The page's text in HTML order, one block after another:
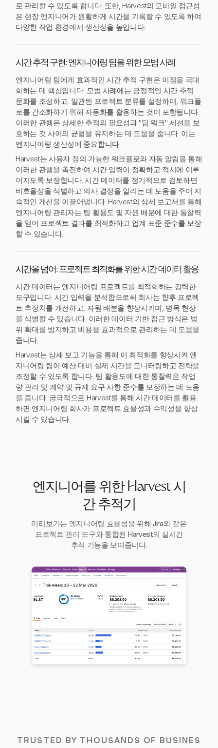
로 관리할 수 있도록 합니다. 또한, Harvest의 모바일 접근성
은 현장 엔지니어가 원활하게 시간을 기록할 수 있도록 하여
다양한 작업 환경에서 생산성을 높입니다.
시간 추적 구현: 엔지니어링 팀을 위한 모범 사례
엔지니어링 팀에게 효과적인 시간 추적 구현은 이점을 극대
화하는 데 핵심입니다. 모범 사례에는 긍정적인 시간 추적
문화를 조성하고, 일관된 프로젝트 분류를 설정하며, 워크플
로를 간소화하기 위해 자동화를 활용하는 것이 포함됩니다.
이러한 관행은 상세한 추적의 필요성과 "딥 워크" 세션을 보
호하는 것 사이의 균형을 유지하는 데 도움을 줍니다. 이는
엔지니어링 생산성에 중요합니다.
Harvest는 사용자 정의 가능한 워크플로와 자동 알림을 통해
이러한 관행을 촉진하여 시간 입력이 정확하고 적시에 이루
어지도록 보장합니다. 시간 데이터를 정기적으로 검토하면
비효율성을 식별하고 의사 결정을 알리는 데 도움을 주어 지
속적인 개선을 이끌어냅니다. Harvest의 상세 보고서를 통해
엔지니어링 관리자는 팀 활용도 및 자원 배분에 대한 통찰력
을 얻어 프로젝트 결과를 최적화하고 업계 표준 준수를 보장
할 수 있습니다.
시간을 넘어: 프로젝트 최적화를 위한 시간 데이터 활용
시간 데이터는 엔지니어링 프로젝트를 최적화하는 강력한
도구입니다. 시간 입력을 분석함으로써 회사는 향후 프로젝
트 추정치를 개선하고, 자원 배분을 향상시키며, 병목 현상
을 식별할 수 있습니다. 이러한 데이터 기반 접근 방식은 범
위 확대를 방지하고 비용을 효과적으로 관리하는 데 도움을
줍니다.
Harvest는 상세 보고 기능을 통해 이 최적화를 향상시켜 엔
지니어링 팀이 예산 대비 실제 시간을 모니터링하고 전략을
조정할 수 있도록 합니다. 팀 활용도에 대한 통찰력은 작업
량 관리 및 계약 및 규제 요구 사항 준수를 보장하는 데 도움
을 줍니다. 궁극적으로 Harvest를 통해 시간 데이터를 활용
하면 엔지니어링 회사가 프로젝트 효율성과 수익성을 향상
시킬 수 있습니다.
엔지니어를 위한 Harvest 시
간 추적기
미리보기는 엔지니어링 효율성을 위해 Jira와 같은
프로젝트 관리 도구와 통합된 Harvest의 실시간
추적 기능을 보여줍니다.
TRUSTED BY THOUSANDS OF BUSINES